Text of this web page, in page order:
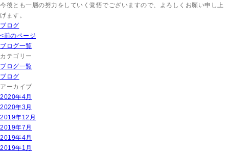
今後とも一層の努力をしていく覚悟でございますので、よろしくお願い申し上
げます。
ブログ
<前のページ
ブログ一覧
カテゴリー
ブログ一覧
ブログ
アーカイブ
2020年4月
2020年3月
2019年12月
2019年7月
2019年4月
2019年1月